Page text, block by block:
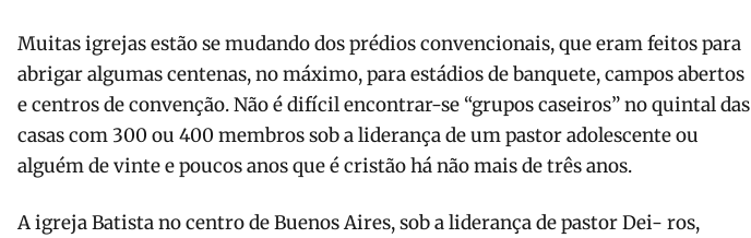
Muitas igrejas estão se mudando dos prédios convencionais, que eram feitos para
abrigar algumas centenas, no máximo, para estádios de banque­te, campos abertos
e centros de convenção. Não é difícil encontrar-se “grupos caseiros” no quintal das
casas com 300 ou 400 membros sob a liderança de um pastor adolescente ou
alguém de vinte e poucos anos que é cristão há não mais de três anos.
A igreja Batista no centro de Buenos Aires, sob a liderança de pastor Dei- ros,